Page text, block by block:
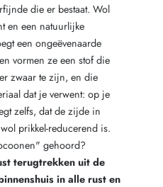
die er bestaat. Wol
en een natuurlijke
een ongeëvenaarde
vormen ze een stof die
zwaar te zijn, en die
dat je verwent: op je
zelfs, dat de zijde in
prikkel-reducerend is.
gehoord?
terugtrekken uit de
in alle rust en